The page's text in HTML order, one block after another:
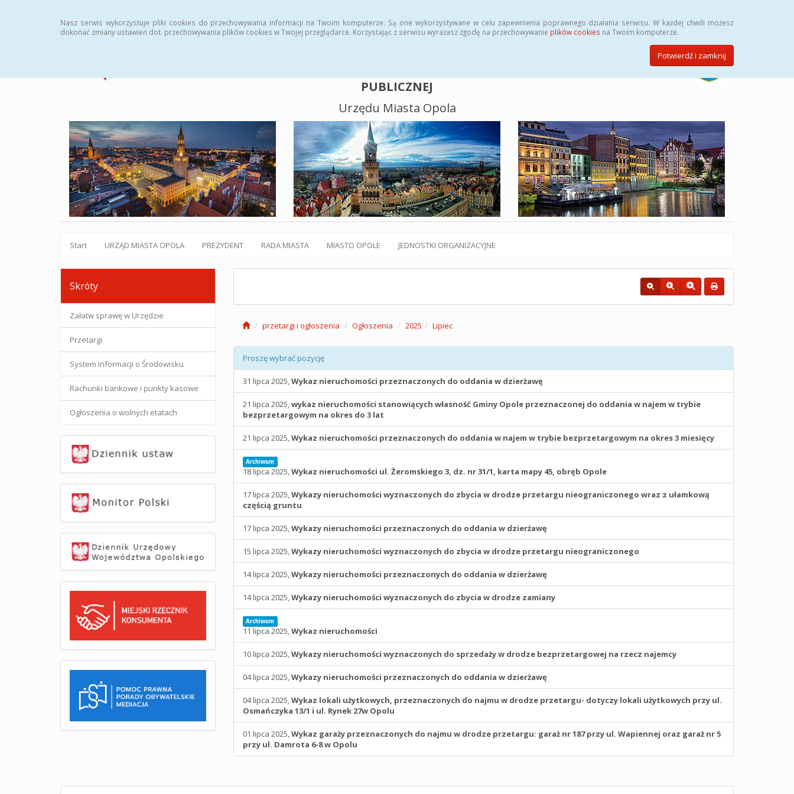
Nasz serwis wykorzystuje pliki cookies do przechowywania informacji na Twoim komputerze. Są one wykorzystywane w celu zapewnienia poprawnego działania serwisu. W każdej chwili możesz
dokonać zmiany ustawień dot. przechowywania plików cookies w Twojej przeglądarce. Korzystając z serwisu wyrażasz zgodę na przechowywanie plików cookies na Twoim komputerze.
Potwierdź i zamknij
PUBLICZNEJ
Urzędu Miasta Opola
Start URZĄD MIASTA OPOLA PREZYDENT RADA MIASTA MIASTO OPOLE JEDNOSTKI ORGANIZACYJNE
Skróty
Załatw sprawę w Urzędzie
Przetargi
System Informacji o Środowisku
Rachunki bankowe i punkty kasowe
Ogłoszenia o wolnych etatach
przetargi i ogłoszenia Ogłoszenia 2025 Lipiec
Proszę wybrać pozycję
31 lipca 2025,Wykaz nieruchomości przeznaczonych do oddania w dzierżawę
21 lipca 2025,wykaz nieruchomości stanowiących własność Gminy Opole przeznaczonej do oddania w najem w trybie
bezprzetargowym na okres do 3 lat
21 lipca 2025,Wykaz nieruchomości przeznaczonych do oddania w najem w trybie bezprzetargowym na okres 3 miesięcy
Archiwum
18 lipca 2025,Wykaz nieruchomości ul. Żeromskiego 3, dz. nr 31/1, karta mapy 45, obręb Opole
17 lipca 2025,Wykazy nieruchomości wyznaczonych do zbycia w drodze przetargu nieograniczonego wraz z ułamkową
częścią gruntu
17 lipca 2025,Wykazy nieruchomości przeznaczonych do oddania w dzierżawę
15 lipca 2025,Wykazy nieruchomości wyznaczonych do zbycia w drodze przetargu nieograniczonego
14 lipca 2025,Wykazy nieruchomości przeznaczonych do oddania w dzierżawę
14 lipca 2025,Wykazy nieruchomości wyznaczonych do zbycia w drodze zamiany
Archiwum
11 lipca 2025,Wykaz nieruchomości
10 lipca 2025,Wykazy nieruchomości wyznaczonych do sprzedaży w drodze bezprzetargowej na rzecz najemcy
04 lipca 2025,Wykazy nieruchomości przeznaczonych do oddania w dzierżawę
04 lipca 2025,Wykaz lokali użytkowych, przeznaczonych do najmu w drodze przetargu- dotyczy lokali użytkowych przy ul.
Osmańczyka 13/1 i ul. Rynek 27w Opolu
01 lipca 2025,Wykaz garaży przeznaczonych do najmu w drodze przetargu: garaż nr 187 przy ul. Wapiennej oraz garaż nr 5
przy ul. Damrota 6-8 w Opolu